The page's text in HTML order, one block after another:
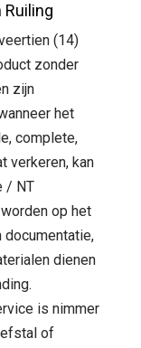
Ruiling
(14)
zonder
zijn
het
complete,
verkeren, kan
/ NT
op het
documentatie,
dienen
is nimmer
of